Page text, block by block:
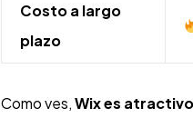
Costo a largo
plazo
Como ves,Wix es